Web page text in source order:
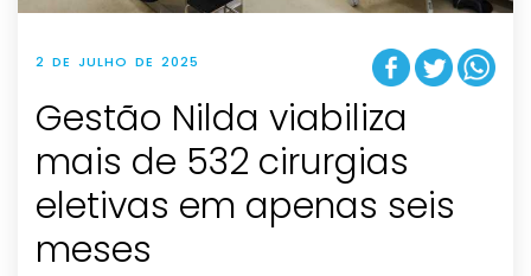
2 DE JULHO DE 2025
Gestão Nilda viabiliza
mais de 532 cirurgias
eletivas em apenas seis
meses